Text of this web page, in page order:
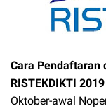
Cara Pendaftaran
RISTEKDIKTI 2019
Oktober-awal